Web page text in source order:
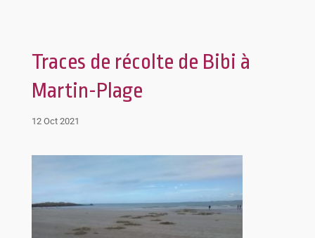
Traces de récolte de Bibi à
Martin-Plage
12 Oct 2021